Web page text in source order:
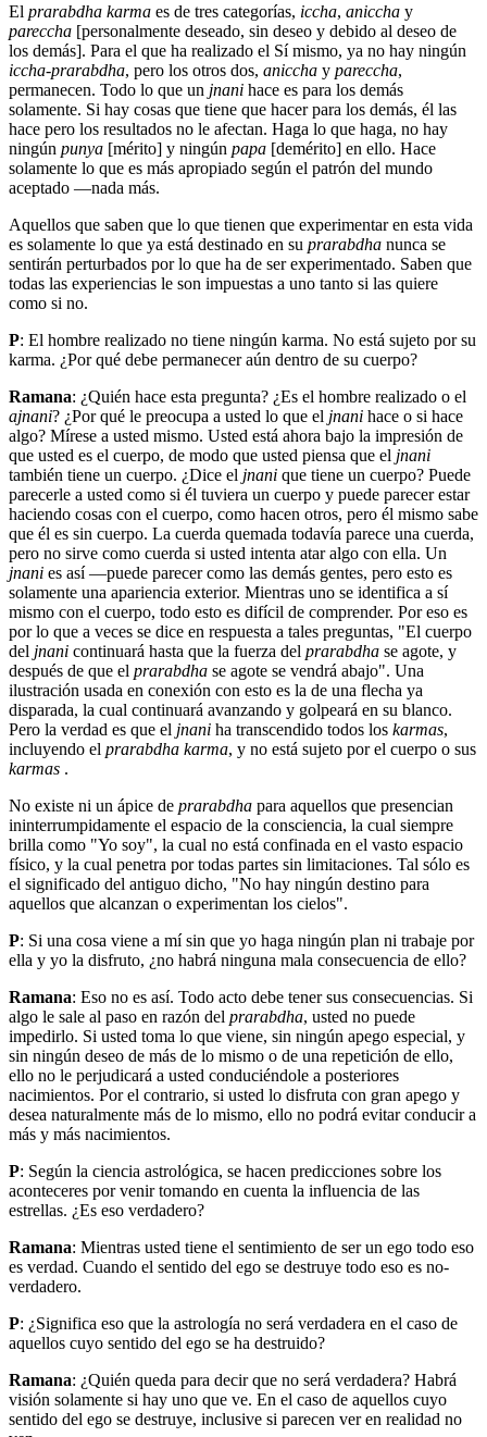
El prarabdha karma es de tres categorías, iccha, aniccha y
pareccha [personalmente deseado, sin deseo y debido al deseo de
los demás]. Para el que ha realizado el Sí mismo, ya no hay ningún
iccha-prarabdha, pero los otros dos, aniccha y pareccha,
permanecen. Todo lo que un jnani hace es para los demás
solamente. Si hay cosas que tiene que hacer para los demás, él las
hace pero los resultados no le afectan. Haga lo que haga, no hay
ningún punya [mérito] y ningún papa [demérito] en ello. Hace
solamente lo que es más apropiado según el patrón del mundo
aceptado ―nada más.
Aquellos que saben que lo que tienen que experimentar en esta vida
es solamente lo que ya está destinado en su prarabdha nunca se
sentirán perturbados por lo que ha de ser experimentado. Saben que
todas las experiencias le son impuestas a uno tanto si las quiere
como si no.
P: El hombre realizado no tiene ningún karma. No está sujeto por su
karma. ¿Por qué debe permanecer aún dentro de su cuerpo?
Ramana: ¿Quién hace esta pregunta? ¿Es el hombre realizado o el
ajnani? ¿Por qué le preocupa a usted lo que el jnani hace o si hace
algo? Mírese a usted mismo. Usted está ahora bajo la impresión de
que usted es el cuerpo, de modo que usted piensa que el jnani
también tiene un cuerpo. ¿Dice el jnani que tiene un cuerpo? Puede
parecerle a usted como si él tuviera un cuerpo y puede parecer estar
haciendo cosas con el cuerpo, como hacen otros, pero él mismo sabe
que él es sin cuerpo. La cuerda quemada todavía parece una cuerda,
pero no sirve como cuerda si usted intenta atar algo con ella. Un
jnani es así ―puede parecer como las demás gentes, pero esto es
solamente una apariencia exterior. Mientras uno se identifica a sí
mismo con el cuerpo, todo esto es difícil de comprender. Por eso es
por lo que a veces se dice en respuesta a tales preguntas, "El cuerpo
del jnani continuará hasta que la fuerza del prarabdha se agote, y
después de que el prarabdha se agote se vendrá abajo". Una
ilustración usada en conexión con esto es la de una flecha ya
disparada, la cual continuará avanzando y golpeará en su blanco.
Pero la verdad es que el jnani ha transcendido todos los karmas,
incluyendo el prarabdha karma, y no está sujeto por el cuerpo o sus
karmas .
No existe ni un ápice de prarabdha para aquellos que presencian
ininterrumpidamente el espacio de la consciencia, la cual siempre
brilla como "Yo soy", la cual no está confinada en el vasto espacio
físico, y la cual penetra por todas partes sin limitaciones. Tal sólo es
el significado del antiguo dicho, "No hay ningún destino para
aquellos que alcanzan o experimentan los cielos".
P: Si una cosa viene a mí sin que yo haga ningún plan ni trabaje por
ella y yo la disfruto, ¿no habrá ninguna mala consecuencia de ello?
Ramana: Eso no es así. Todo acto debe tener sus consecuencias. Si
algo le sale al paso en razón del prarabdha, usted no puede
impedirlo. Si usted toma lo que viene, sin ningún apego especial, y
sin ningún deseo de más de lo mismo o de una repetición de ello,
ello no le perjudicará a usted conduciéndole a posteriores
nacimientos. Por el contrario, si usted lo disfruta con gran apego y
desea naturalmente más de lo mismo, ello no podrá evitar conducir a
más y más nacimientos.
P: Según la ciencia astrológica, se hacen predicciones sobre los
aconteceres por venir tomando en cuenta la influencia de las
estrellas. ¿Es eso verdadero?
Ramana: Mientras usted tiene el sentimiento de ser un ego todo eso
es verdad. Cuando el sentido del ego se destruye todo eso es no-
verdadero.
P: ¿Significa eso que la astrología no será verdadera en el caso de
aquellos cuyo sentido del ego se ha destruido?
Ramana: ¿Quién queda para decir que no será verdadera? Habrá
visión solamente si hay uno que ve. En el caso de aquellos cuyo
sentido del ego se destruye, inclusive si parecen ver en realidad no